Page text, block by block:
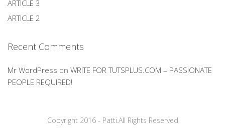
ARTICLE 3
ARTICLE 2
Recent Comments
Mr WordPress on WRITE FOR TUTSPLUS.COM – PASSIONATE
PEOPLE REQUIRED!
Copyright 2016 - Patti.All Rights Reserved